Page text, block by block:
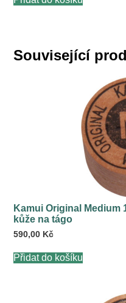
Související
Kamui Original Medium
kůže na tágo
590,00 Kč
Přidat do košíku